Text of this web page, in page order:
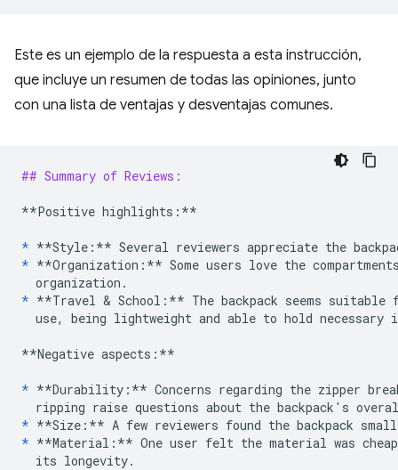
Este es un ejemplo de la respuesta a esta instrucción,
que incluye un resumen de todas las opiniones, junto
con una lista de ventajas y desventajas comunes.
## Summary of Reviews:
**Positive highlights:**
* **Style:**
* **Organization:** Some users love the
* **Travel & School:** The backpack seems
use, being lightweight and able to hold necessary
**Negative aspects:**
* **Durability:** Concerns regarding the zipper
* **Size:**
* **Material:** One user felt the material was
  its longevity.